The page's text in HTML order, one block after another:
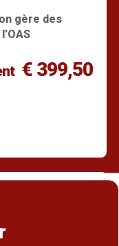
gère des
€ 399,50